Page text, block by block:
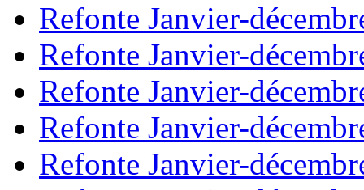
Refonte Janvier-
Refonte Janvier-
Refonte Janvier-
Refonte Janvier-
Refonte Janvier-